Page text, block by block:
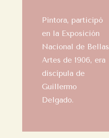
Pintora, participó
en la Exposición
Nacional de Bellas
Artes de 1906, era
discípula de
Guillermo
Delgado.